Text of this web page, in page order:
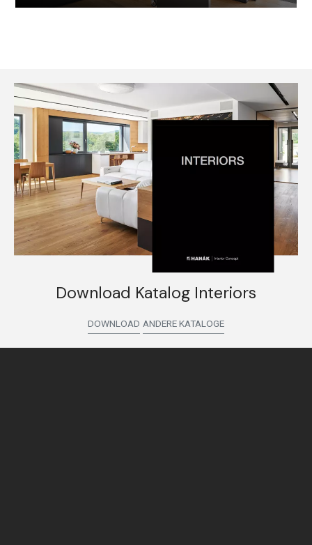
Download Katalog Interiors
DOWNLOAD ANDERE KATALOGE